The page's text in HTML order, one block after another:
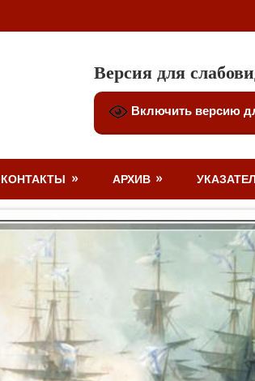
Версия для
Включить версию
КОНТАКТЫ АРХИВ